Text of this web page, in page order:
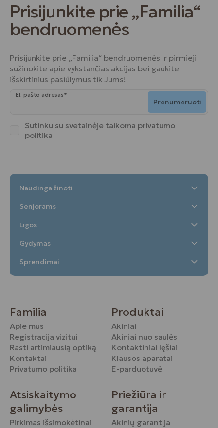
Prisijunkite prie „Familia“
bendruomenės
Prisijunkite prie „Familia“ bendruomenės ir pirmieji
sužinokite apie vykstančias akcijas bei gaukite
išskirtinius pasiūlymus tik Jums!
Prenumeruoti
El. pašto adresas*
Sutinku su svetainėje taikoma privatumo
politika
Naudinga žinoti
Senjorams
Ligos
Gydymas
Sprendimai
Familia
Apie mus
Registracija vizitui
Rasti artimiausią optiką
Kontaktai
Privatumo politika
Produktai
Akiniai
Akiniai nuo saulės
Kontaktiniai lęšiai
Klausos aparatai
E-parduotuvė
Atsiskaitymo
galimybės
Pirkimas išsimokėtinai
Priežiūra ir
garantija
Akinių garantija